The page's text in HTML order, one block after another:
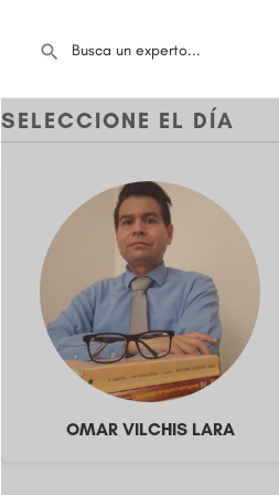
OMAR VILCHIS LARA
SELECCIONE EL DÍA